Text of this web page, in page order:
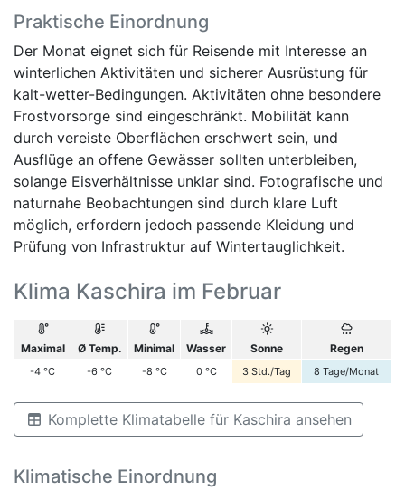
Praktische Einordnung
Der Monat eignet sich für Reisende mit Interesse an
winterlichen Aktivitäten und sicherer Ausrüstung für
kalt-wetter-Bedingungen. Aktivitäten ohne besondere
Frostvorsorge sind eingeschränkt. Mobilität kann
durch vereiste Oberflächen erschwert sein, und
Ausflüge an offene Gewässer sollten unterbleiben,
solange Eisverhältnisse unklar sind. Fotografische und
naturnahe Beobachtungen sind durch klare Luft
möglich, erfordern jedoch passende Kleidung und
Prüfung von Infrastruktur auf Wintertauglichkeit.
Klima Kaschira im Februar
Maximal Ø Temp. Minimal Wasser Sonne Regen
-4 °C -6 °C -8 °C 0 °C 3 Std./Tag 8 Tage/Monat
Komplette Klimatabelle für Kaschira ansehen
Klimatische Einordnung